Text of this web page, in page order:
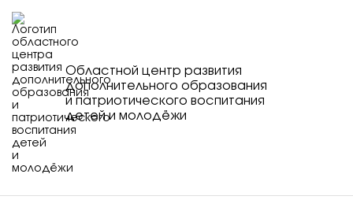
Областной центр развития
дополнительного образования
и патриотического воспитания
детей и молодёжи